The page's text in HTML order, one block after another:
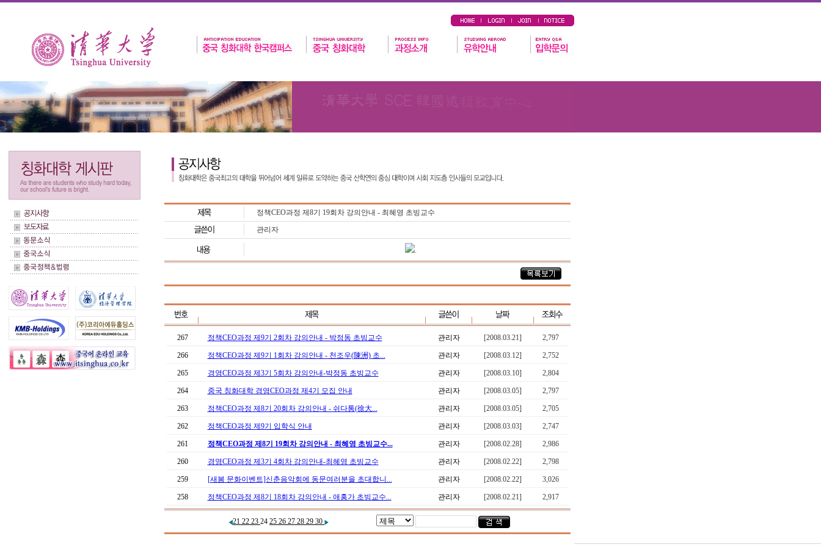
정책CEO과정 제8기 19회차 강의안내 - 최혜영 초빙교수
관리자
.
267 정책CEO과정 제9기 2회차 강의안내 - 박정동 초빙교수 관리자 [2008.03.21] 2,797
266 정책CEO과정 제9기 1회차 강의안내 - 천조우(陳洲) 초... 관리자 [2008.03.12] 2,752
265 경영CEO과정 제3기 5회차 강의안내-박정동 초빙교수 관리자 [2008.03.10] 2,804
264 중국 칭화대학 경영CEO과정 제4기 모집 안내 관리자 [2008.03.05] 2,797
263 정책CEO과정 제8기 20회차 강의안내 - 쉬다통(徐大... 관리자 [2008.03.05] 2,705
262 정책CEO과정 제9기 입학식 안내 관리자 [2008.03.03] 2,747
261 정책CEO과정 제8기 19회차 강의안내 - 최혜영 초빙교수... 관리자 [2008.02.28] 2,986
260 경영CEO과정 제3기 4회차 강의안내-최혜영 초빙교수 관리자 [2008.02.22] 2,798
259 [새봄 문화이벤트]신춘음악회에 동문여러분을 초대합니... 관리자 [2008.02.22] 3,026
258 정책CEO과정 제8기 18회차 강의안내 - 애홍가 초빙교수... 관리자 [2008.02.21] 2,917
21 22 23 24 25 26 27 28 29 30